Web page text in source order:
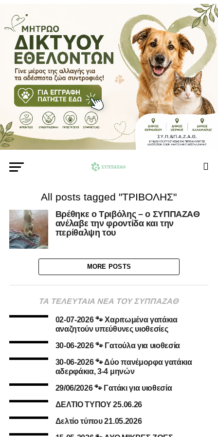
All posts tagged "ΤΡΙΒΟΛΗΣ"
Βρέθηκε ο Τριβόλης – ο ΣΥΠΠΑΖΑΘ
ανέλαβε την φροντίδα και την
περίθαλψη του
MORE POSTS
ΤΑ ΤΕΛΕΥΤΑΙΑ ΝΕΑ ΤΟΥ ΣΥΠΠΑΖΑΘ
02-07-2026 🐾 Χαριτωμένα γατάκια
αναζητούν υπεύθυνες υιοθεσίες
30-06-2026 🐾 Γατούλα για υιοθεσία
30-06-2026 🐾 Δύο πανέμορφα γατάκια
αδερφάκια, 3-4 μηνών
29/06/2026 🐾 Γατάκι για υιοθεσία
ΔΕΛΤΙΟ ΤΥΠΟΥ 25.06.26
Δελτίο τύπου 21.05.2026